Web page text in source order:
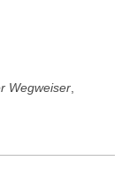
Wegweiser